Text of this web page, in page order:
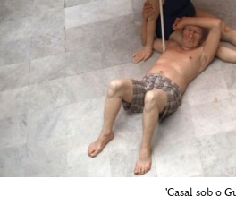
'Casal sob o